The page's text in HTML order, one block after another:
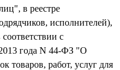
в реестре
исполнителей),
с
года N 44-ФЗ "О
товаров, работ, услуг для